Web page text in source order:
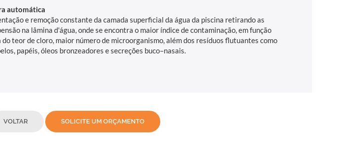
automática
e remoção constante da camada superficial da água da piscina retirando as
na lâmina d'água, onde se encontra o maior índice de contaminação, em função
do teor de cloro, maior número de microorganismo, além dos resíduos flutuantes como
papéis, óleos bronzeadores e secreções buco–nasais.
VOLTAR SOLICITE UM ORÇAMENTO